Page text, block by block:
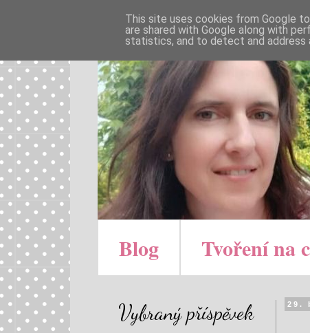
Blog Tvoření na
29.
Vybraný příspěvek
This site uses cookies from Google
are shared with Google along with
statistics, and to detect and address